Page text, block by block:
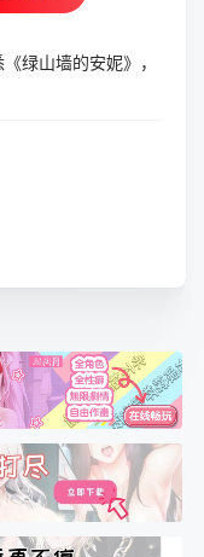
绿山墙的安妮》，